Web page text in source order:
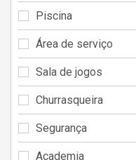
Piscina
Área de serviço
Sala de jogos
Churrasqueira
Segurança
Academia